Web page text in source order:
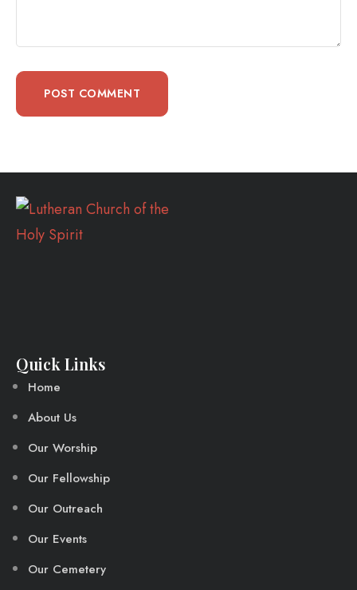
Quick Links
Home
About Us
Our Worship
Our Fellowship
Our Outreach
Our Events
Our Cemetery